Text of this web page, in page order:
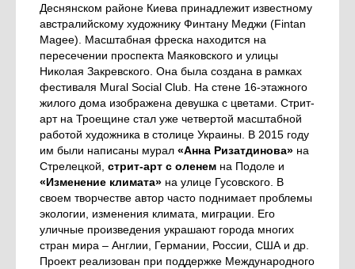
Деснянском районе Киева принадлежит известному
австралийскому художнику Финтану Меджи (Fintan
Magee). Масштабная фреска находится на
пересечении проспекта Маяковского и улицы
Николая Закревского. Она была создана в рамках
фестиваля Mural Social Club. На стене 16-этажного
жилого дома изображена девушка с цветами. Стрит-
арт на Троещине стал уже четвертой масштабной
работой художника в столице Украины. В 2015 году
им были написаны мурал «Анна Ризатдинова» на
Стрелецкой, стрит-арт с оленем на Подоле и
«Изменение климата» на улице Гусовского. В
своем творчестве автор часто поднимает проблемы
экологии, изменения климата, миграции. Его
уличные произведения украшают города многих
стран мира – Англии, Германии, России, США и др.
Проект реализован при поддержке Международного